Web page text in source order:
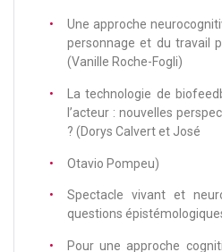
Une approche
personnage et du travail
(Vanille Roche-Fogli)
La technologie de
l’acteur : nouvelles
? (Dorys Calvert et José
Otavio Pompeu)
Spectacle vivant et
questions
Pour une approche